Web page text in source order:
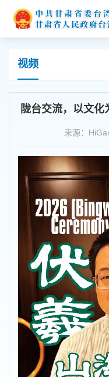
视频
陇台交流，以文化
来源：